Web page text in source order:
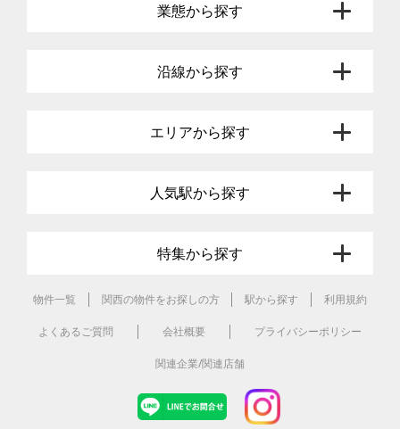
業態から探す
沿線から探す
エリアから探す
人気駅から探す
特集から探す
物件一覧 関西の物件をお探しの方 駅から探す 利用規約
よくあるご質問 会社概要 プライバシーポリシー
関連企業/関連店舗